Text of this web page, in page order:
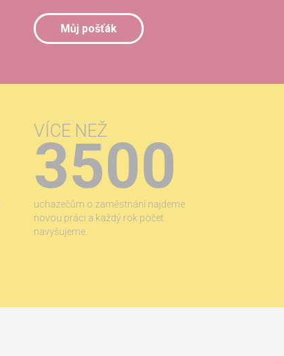
Můj pošťák
VÍCE NEŽ
3500
uchazečům o zaměstnání najdeme
novou práci a každý rok počet
navyšujeme.